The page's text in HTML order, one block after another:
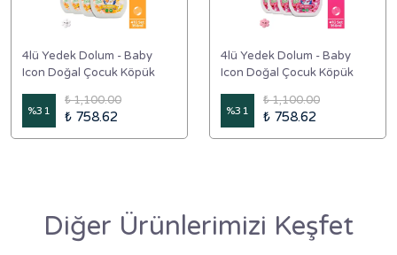
4lü Yedek Dolum - Baby
Icon Doğal Çocuk Köpük
%31
₺ 1,100.00
₺ 758.62
4lü Yedek Dolum - Baby
Icon Doğal Çocuk Köpük
%31
₺ 1,100.00
₺ 758.62
Diğer Ürünlerimizi Keşfet